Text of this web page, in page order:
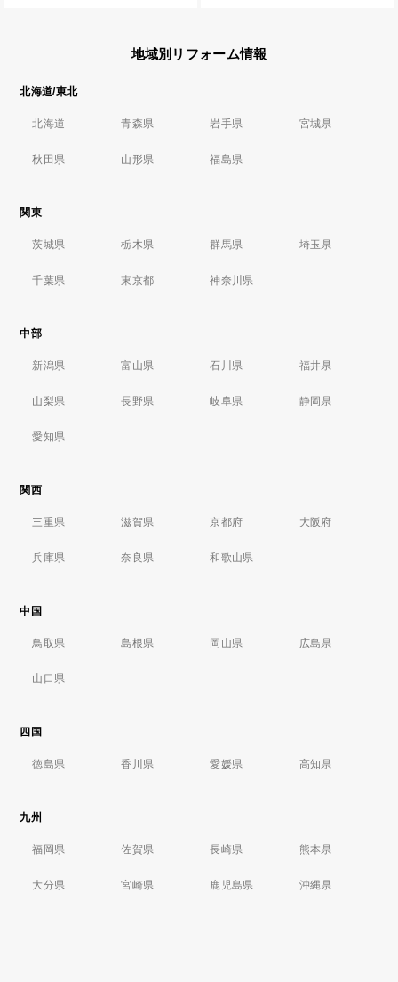
地域別リフォーム情報
北海道/東北
北海道 青森県 岩手県 宮城県
秋田県 山形県 福島県
関東
茨城県 栃木県 群馬県 埼玉県
千葉県 東京都 神奈川県
中部
新潟県 富山県 石川県 福井県
山梨県 長野県 岐阜県 静岡県
愛知県
関西
三重県 滋賀県 京都府 大阪府
兵庫県 奈良県 和歌山県
中国
鳥取県 島根県 岡山県 広島県
山口県
四国
徳島県 香川県 愛媛県 高知県
九州
福岡県 佐賀県 長崎県 熊本県
大分県 宮崎県 鹿児島県 沖縄県